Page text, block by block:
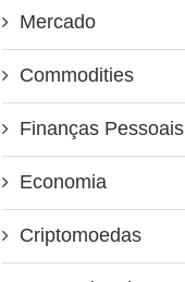
Mercado
Commodities
Finanças Pessoais
Economia
Criptomoedas